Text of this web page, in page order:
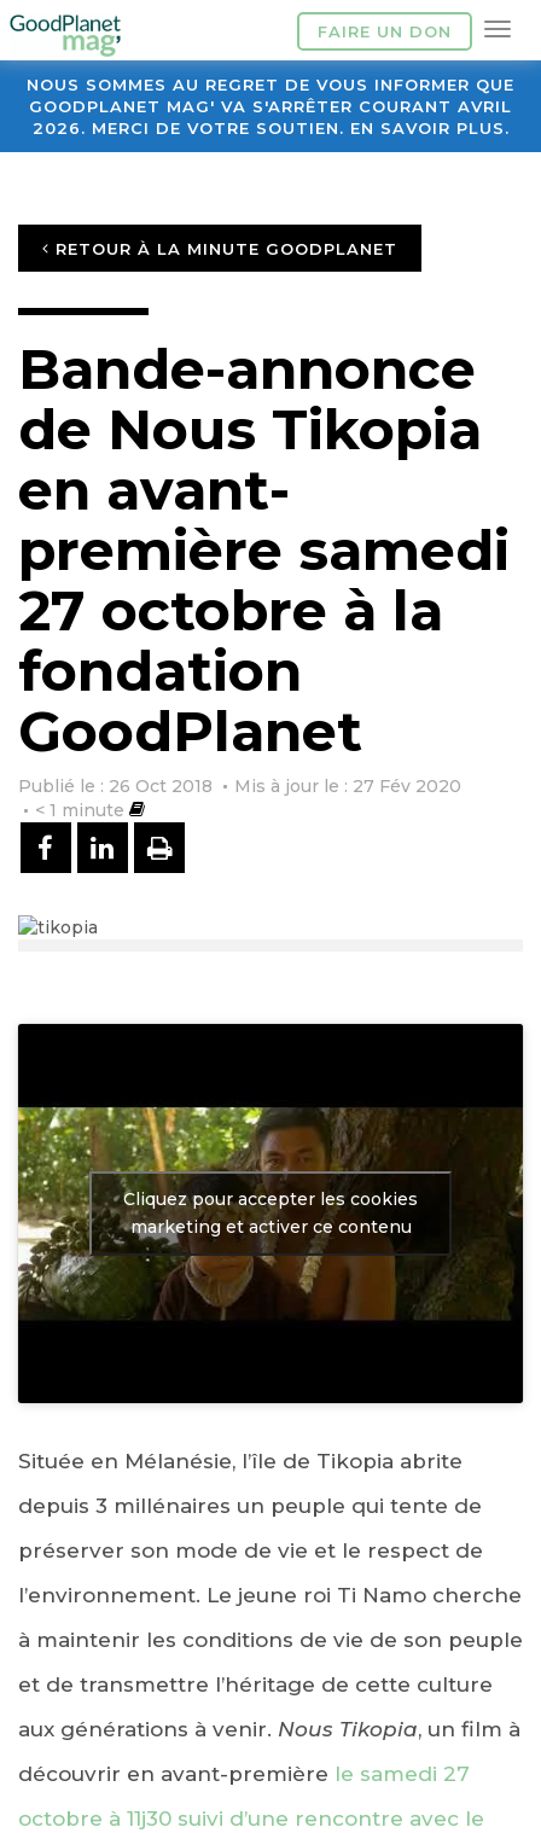
FAIRE UN DON
NOUS SOMMES AU REGRET DE VOUS INFORMER QUE
GOODPLANET MAG' VA S'ARRÊTER COURANT AVRIL
2026. MERCI DE VOTRE SOUTIEN. EN SAVOIR PLUS.
RETOUR À LA MINUTE GOODPLANET
Bande-annonce
de Nous Tikopia
en avant-
première samedi
27 octobre à la
fondation
GoodPlanet
Publié le : 26 Oct 2018
Mis à jour le : 27 Fév 2020
< 1 minute
PARTAGER SUR FACEBOOK
PARTAGER SUR LINKEDIN
IMPRIMER
Cliquez pour accepter les cookies
marketing et activer ce contenu
Située en Mélanésie, l’île de Tikopia abrite
depuis 3 millénaires un peuple qui tente de
préserver son mode de vie et le respect de
l’environnement. Le jeune roi Ti Namo cherche
à maintenir les conditions de vie de son peuple
et de transmettre l’héritage de cette culture
aux générations à venir. Nous Tikopia, un film à
découvrir en avant-première le samedi 27
octobre à 11j30 suivi d’une rencontre avec le